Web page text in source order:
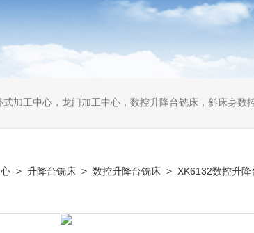
式加工中心，龙门加工中心，数控升降台铣床，斜床身数
> 升降台铣床 > 数控升降台铣床 > XK6132数控升降